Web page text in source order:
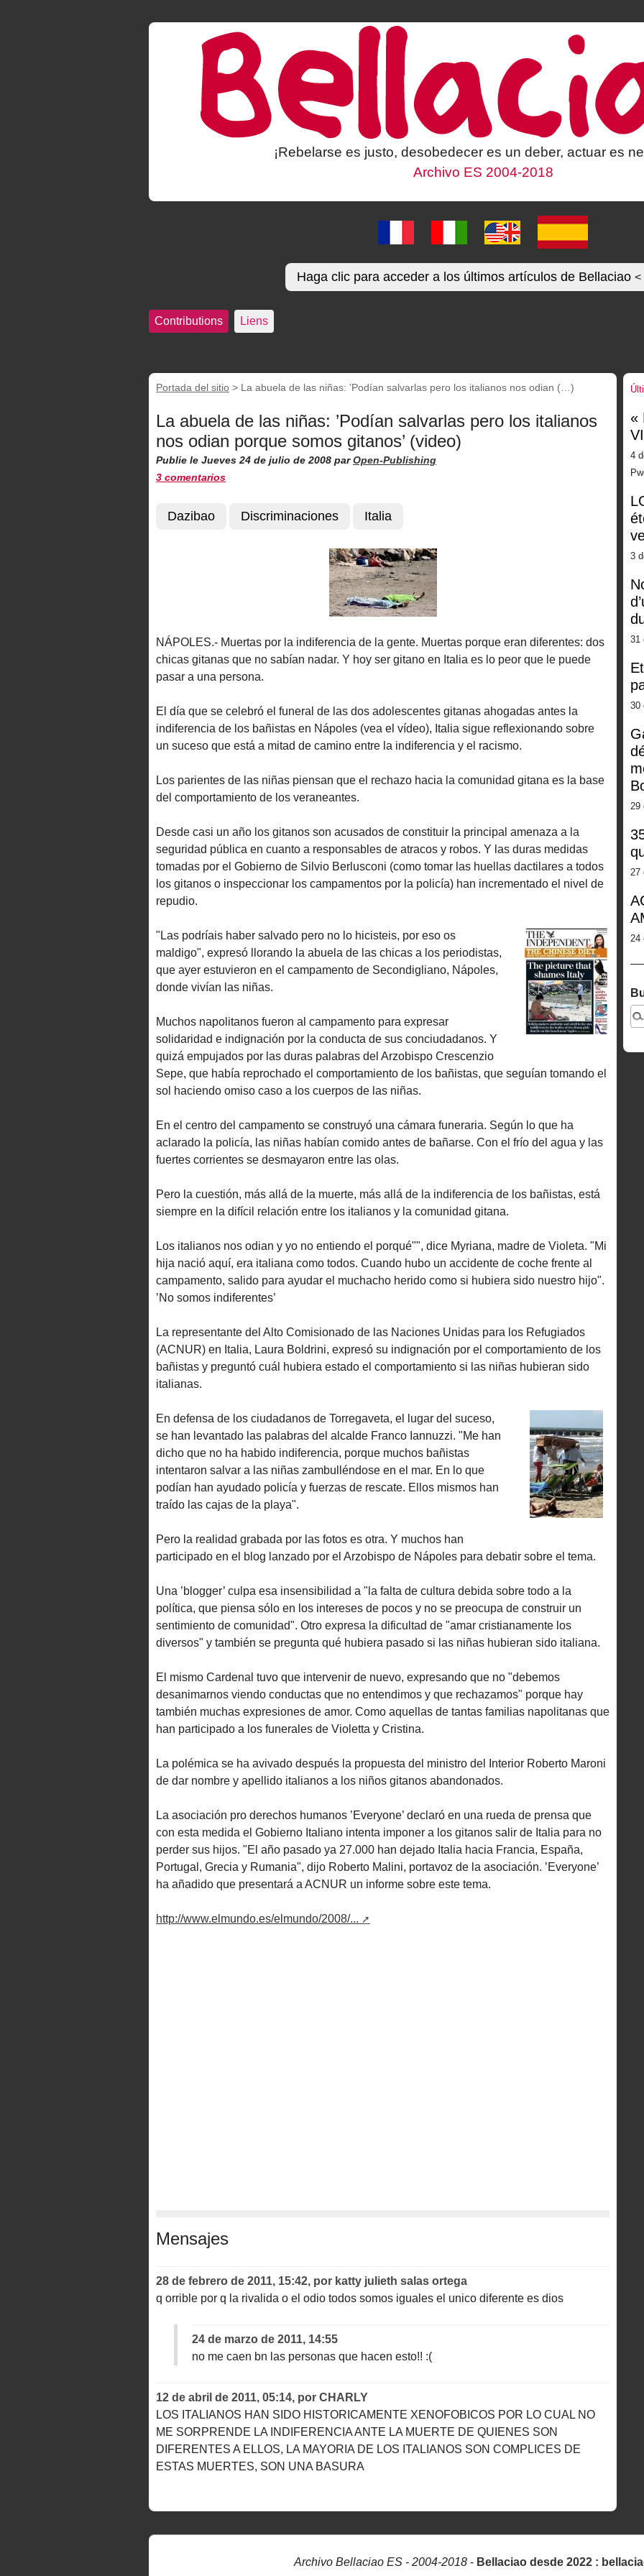
¡Rebelarse es justo, desobedecer es un deber, actuar es
Archivo ES 2004-2018
Haga clic para acceder a los últimos artículos de Bellaciao <
Contributions Liens
Portada del sitio > La abuela de las niñas: ’Podían salvarlas pero los italianos nos odian (…)
La abuela de las niñas: ’Podían salvarlas pero los italianos
nos odian porque somos gitanos’ (video)
Publie le Jueves 24 de julio de 2008 parOpen-Publishing
3 comentarios
Dazibao Discriminaciones Italia
NÁPOLES.- Muertas por la indiferencia de la gente. Muertas porque eran diferentes: dos
chicas gitanas que no sabían nadar. Y hoy ser gitano en Italia es lo peor que le puede
pasar a una persona.
El día que se celebró el funeral de las dos adolescentes gitanas ahogadas antes la
indiferencia de los bañistas en Nápoles (vea el vídeo), Italia sigue reflexionando sobre
un suceso que está a mitad de camino entre la indiferencia y el racismo.
Los parientes de las niñas piensan que el rechazo hacia la comunidad gitana es la base
del comportamiento de los veraneantes.
Desde casi un año los gitanos son acusados de constituir la principal amenaza a la
seguridad pública en cuanto a responsables de atracos y robos. Y las duras medidas
tomadas por el Gobierno de Silvio Berlusconi (como tomar las huellas dactilares a todos
los gitanos o inspeccionar los campamentos por la policía) han incrementado el nivel de
repudio.
"Las podríais haber salvado pero no lo hicisteis, por eso os
maldigo", expresó llorando la abuela de las chicas a los periodistas,
que ayer estuvieron en el campamento de Secondigliano, Nápoles,
donde vivían las niñas.
Muchos napolitanos fueron al campamento para expresar
solidaridad e indignación por la conducta de sus conciudadanos. Y
quizá empujados por las duras palabras del Arzobispo Crescenzio
Sepe, que había reprochado el comportamiento de los bañistas, que seguían tomando el
sol haciendo omiso caso a los cuerpos de las niñas.
En el centro del campamento se construyó una cámara funeraria. Según lo que ha
aclarado la policía, las niñas habían comido antes de bañarse. Con el frío del agua y las
fuertes corrientes se desmayaron entre las olas.
Pero la cuestión, más allá de la muerte, más allá de la indiferencia de los bañistas, está
siempre en la difícil relación entre los italianos y la comunidad gitana.
Los italianos nos odian y yo no entiendo el porqué"", dice Myriana, madre de Violeta. "Mi
hija nació aquí, era italiana como todos. Cuando hubo un accidente de coche frente al
campamento, salido para ayudar el muchacho herido como si hubiera sido nuestro hijo".
’No somos indiferentes’
La representante del Alto Comisionado de las Naciones Unidas para los Refugiados
(ACNUR) en Italia, Laura Boldrini, expresó su indignación por el comportamiento de los
bañistas y preguntó cuál hubiera estado el comportamiento si las niñas hubieran sido
italianas.
En defensa de los ciudadanos de Torregaveta, el lugar del suceso,
se han levantado las palabras del alcalde Franco Iannuzzi. "Me han
dicho que no ha habido indiferencia, porque muchos bañistas
intentaron salvar a las niñas zambulléndose en el mar. En lo que
podían han ayudado policía y fuerzas de rescate. Ellos mismos han
traído las cajas de la playa".
Pero la realidad grabada por las fotos es otra. Y muchos han
participado en el blog lanzado por el Arzobispo de Nápoles para debatir sobre el tema.
Una ’blogger’ culpa esa insensibilidad a "la falta de cultura debida sobre todo a la
política, que piensa sólo en los intereses de pocos y no se preocupa de construir un
sentimiento de comunidad". Otro expresa la dificultad de "amar cristianamente los
diversos" y también se pregunta qué hubiera pasado si las niñas hubieran sido italiana.
El mismo Cardenal tuvo que intervenir de nuevo, expresando que no "debemos
desanimarnos viendo conductas que no entendimos y que rechazamos" porque hay
también muchas expresiones de amor. Como aquellas de tantas familias napolitanas que
han participado a los funerales de Violetta y Cristina.
La polémica se ha avivado después la propuesta del ministro del Interior Roberto Maroni
de dar nombre y apellido italianos a los niños gitanos abandonados.
La asociación pro derechos humanos ’Everyone’ declaró en una rueda de prensa que
con esta medida el Gobierno Italiano intenta imponer a los gitanos salir de Italia para no
perder sus hijos. "El año pasado ya 27.000 han dejado Italia hacia Francia, España,
Portugal, Grecia y Rumania", dijo Roberto Malini, portavoz de la asociación. ’Everyone’
ha añadido que presentará a ACNUR un informe sobre este tema.
http://www.elmundo.es/elmundo/2008/...
Mensajes
28 de febrero de 2011, 15:42, por katty julieth salas ortega
q orrible por q la rivalida o el odio todos somos iguales el unico diferente es dios
24 de marzo de 2011, 14:55
no me caen bn las personas que hacen esto!! :(
12 de abril de 2011, 05:14, por CHARLY
LOS ITALIANOS HAN SIDO HISTORICAMENTE XENOFOBICOS POR LO CUAL NO
ME SORPRENDE LA INDIFERENCIA ANTE LA MUERTE DE QUIENES SON
DIFERENTES A ELLOS, LA MAYORIA DE LOS ITALIANOS SON COMPLICES DE
ESTAS MUERTES, SON UNA BASURA
«
4
3
31
30
29
27
24
Archivo Bellaciao ES - 2004-2018 - Bellaciao desde 2022 :